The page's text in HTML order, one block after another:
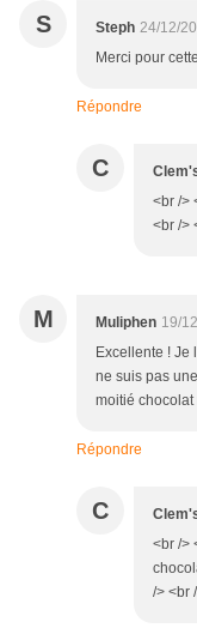
S Steph 24/12/
Merci pour
Répondre
C
<br />
<br />
M Muliphen 19/
Excellente ! Je
ne suis pas
moitié chocolat
Répondre
C
<br />
/> <br